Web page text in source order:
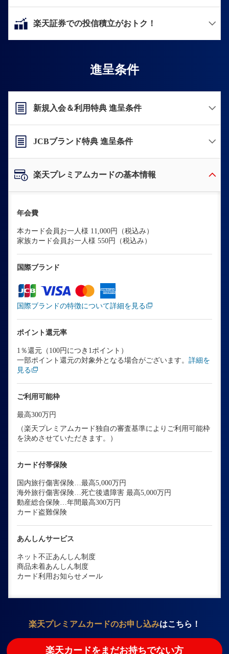
楽天証券での投信積立がおトク！
進呈条件
新規入会＆利用特典 進呈条件
JCBブランド特典 進呈条件
楽天プレミアムカードの基本情報
年会費
本カード会員お一人様 11,000円（税込み）
家族カード会員お一人様 550円（税込み）
国際ブランド
国際ブランドの特徴について詳細を見る
ポイント還元率
1％還元（100円につき1ポイント）
一部ポイント還元の対象外となる場合がございます。 詳細を
見る
ご利用可能枠
最高300万円
（楽天プレミアムカード独自の審査基準によりご利用可能枠
を決めさせていただきます。）
カード付帯保険
国内旅行傷害保険…最高5,000万円
海外旅行傷害保険…死亡後遺障害 最高5,000万円
動産総合保険…年間最高300万円
カード盗難保険
あんしんサービス
ネット不正あんしん制度
商品未着あんしん制度
カード利用お知らせメール
楽天プレミアムカードのお申し込みはこちら！
楽天カードをまだお持ちでない方